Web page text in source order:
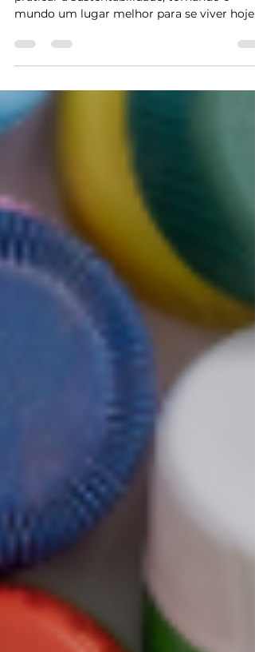
Desenvolvimento sustentável é buscar
mundo um lugar melhor para se viver hoje
no futuro